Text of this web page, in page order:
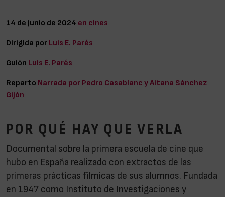
14 de junio de 2024 en cines
Dirigida por Luis E. Parés
Guión Luis E. Parés
Reparto Narrada por Pedro Casablanc y Aitana Sánchez
Gijón
POR QUÉ HAY QUE VERLA
Documental sobre la primera escuela de cine que
hubo en España realizado con extractos de las
primeras prácticas fílmicas de sus alumnos. Fundada
en 1947 como Instituto de Investigaciones y